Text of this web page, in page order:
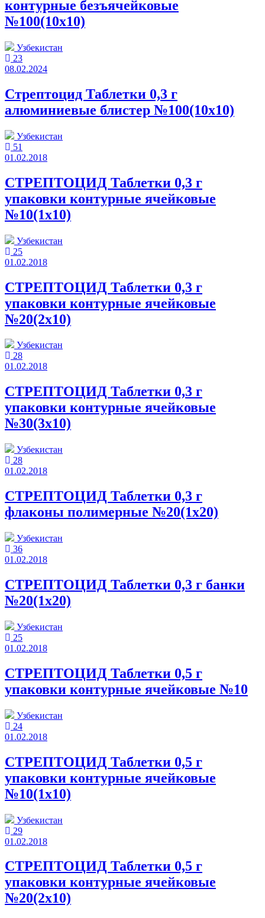
контурные безъячейковые
№100(10x10)
Узбекистан
23
08.02.2024
Стрептоцид Таблетки 0,3 г
алюминиевые блистер №100(10x10)
Узбекистан
51
01.02.2018
СТРЕПТОЦИД Таблетки 0,3 г
упаковки контурные ячейковые
№10(1x10)
Узбекистан
25
01.02.2018
СТРЕПТОЦИД Таблетки 0,3 г
упаковки контурные ячейковые
№20(2x10)
Узбекистан
28
01.02.2018
СТРЕПТОЦИД Таблетки 0,3 г
упаковки контурные ячейковые
№30(3x10)
Узбекистан
28
01.02.2018
СТРЕПТОЦИД Таблетки 0,3 г
флаконы полимерные №20(1x20)
Узбекистан
36
01.02.2018
СТРЕПТОЦИД Таблетки 0,3 г банки
№20(1x20)
Узбекистан
25
01.02.2018
СТРЕПТОЦИД Таблетки 0,5 г
упаковки контурные ячейковые №10
Узбекистан
24
01.02.2018
СТРЕПТОЦИД Таблетки 0,5 г
упаковки контурные ячейковые
№10(1x10)
Узбекистан
29
01.02.2018
СТРЕПТОЦИД Таблетки 0,5 г
упаковки контурные ячейковые
№20(2x10)